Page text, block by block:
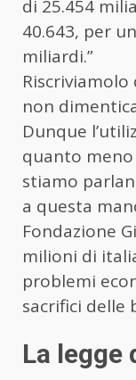
di 25.454
40.643, per
miliardi.”
non
Dunque
quanto meno
stiamo
a questa
Fondazione
milioni di
problemi
sacrifici delle
La legge